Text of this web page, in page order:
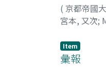
( 京都帝國
宮本, 又次;
Item
彙報